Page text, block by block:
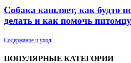
Собака кашляет, как будто
делать и как помочь питомцу
Содержание и уход
ПОПУЛЯРНЫЕ КАТЕГОРИИ